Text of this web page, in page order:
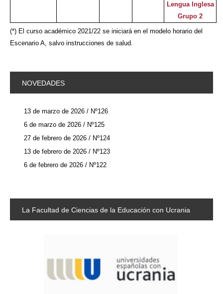
Lengua Inglesa
Grupo 2
(*) El curso académico 2021/22 se iniciará en el modelo horario del
Escenario A, salvo instrucciones de salud.
NOVEDADES
13 de marzo de 2026 / Nº126
6 de marzo de 2026 / Nº125
27 de febrero de 2026 / Nº124
13 de febrero de 2026 / Nº123
6 de febrero de 2026 / Nº122
La Facultad de Ciencias de la Educación con Ucrania